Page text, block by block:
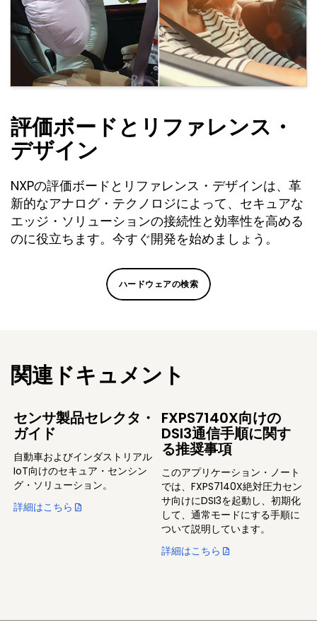
評価ボードとリファレンス・
デザイン
NXPの評価ボードとリファレンス・デザインは、革
新的なアナログ・テクノロジによって、セキュアな
エッジ・ソリューションの接続性と効率性を高める
のに役立ちます。今すぐ開発を始めましょう。
ハードウェアの検索
関連ドキュメント
センサ製品セレクタ・
ガイド
自動車およびインダストリアル
IoT向けのセキュア・センシン
グ・ソリューション。
詳細はこちら
FXPS7140X向けの
DSI3通信手順に関す
る推奨事項
このアプリケーション・ノート
では、FXPS7140X絶対圧力セン
サ向けにDSI3を起動し、初期化
して、通常モードにする手順に
ついて説明しています。
詳細はこちら